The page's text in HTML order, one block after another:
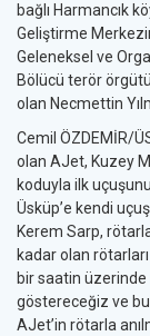
bağlı Harmancık
Geliştirme
Geleneksel ve
Bölücü terör
olan Necmettin
Cemil ÖZDEMİR/
olan AJet, Kuzey
koduyla ilk
Üsküp’e kendi
Kerem Sarp,
kadar olan
bir saatin
göstereceğiz ve
AJet’in rötarla